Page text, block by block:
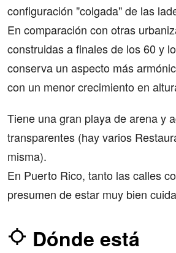
configuración "colgada" de las
En comparación con otras
construidas a finales de los 60 y
conserva un aspecto más
con un menor crecimiento en
Tiene una gran playa de arena y
transparentes (hay varios
misma).
En Puerto Rico, tanto las calles
presumen de estar muy bien
Dónde está